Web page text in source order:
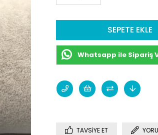
Whatsapp ile Sipariş
TAVSIYE ET